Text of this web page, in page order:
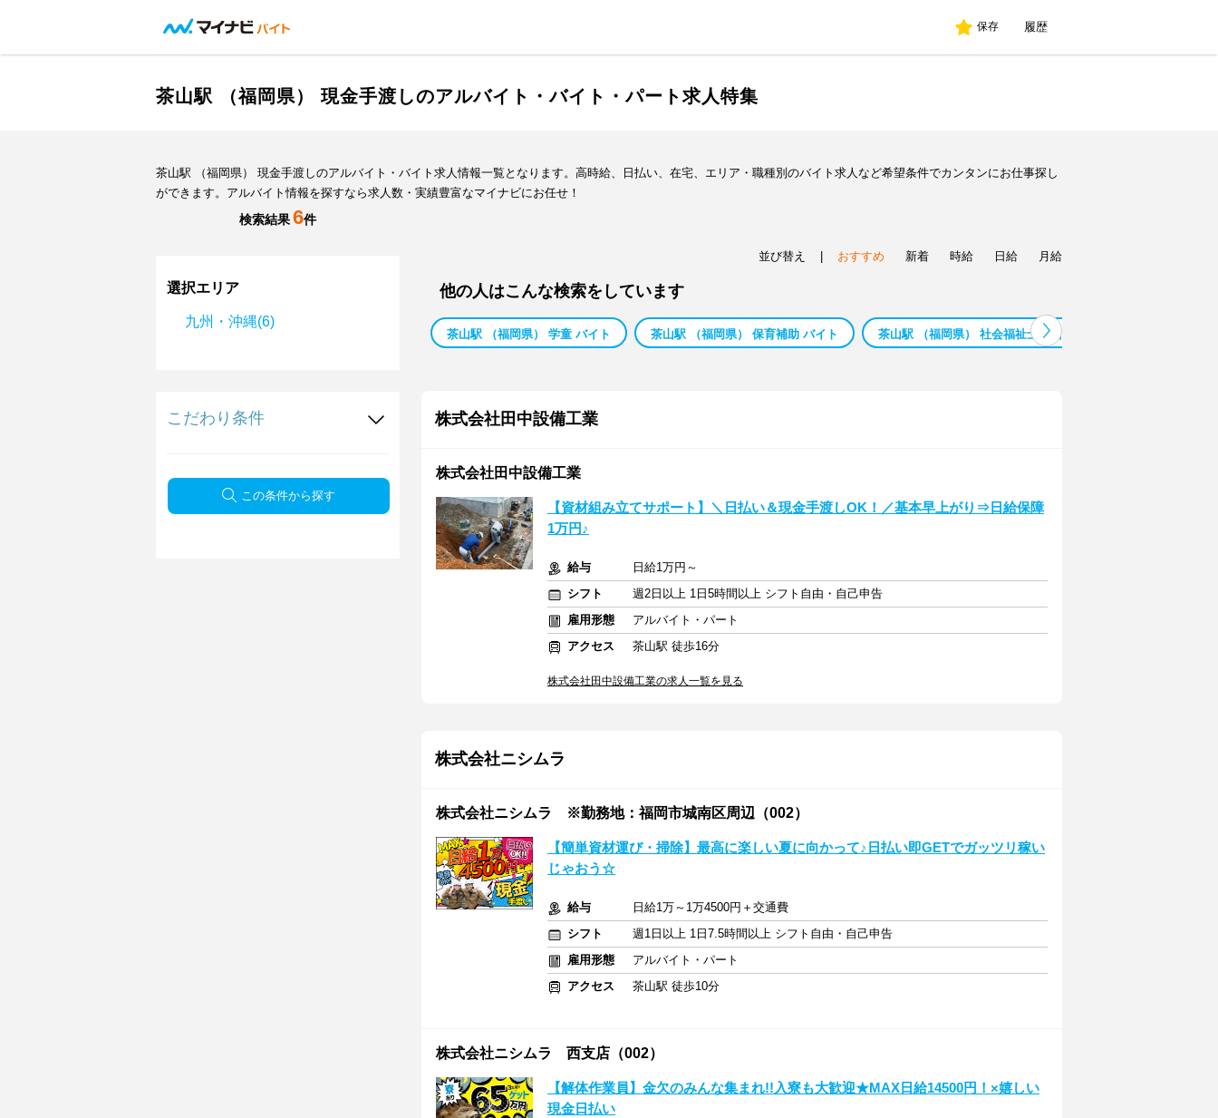
保存 履歴
茶山駅 （福岡県） 現金手渡しのアルバイト・バイト・パート求人特集
茶山駅 （福岡県） 現金手渡しのアルバイト・バイト求人情報一覧となります。高時給、日払い、在宅、エリア・職種別のバイト求人など希望条件でカンタンにお仕事探し
ができます。アルバイト情報を探すなら求人数・実績豊富なマイナビにお任せ！
検索結果6件
選択エリア
九州・沖縄(6)
こだわり条件
この条件から探す
並び替え おすすめ 新着 時給 日給 月給
他の人はこんな検索をしています
茶山駅 （福岡県） 学童 バイト 茶山駅 （福岡県） 保育補助 バイト 茶山駅 （福岡県） 社会福祉士 バイト
株式会社田中設備工業
株式会社田中設備工業
【資材組み立てサポート】＼日払い＆現金手渡しOK！／基本早上がり⇒日給保障
1万円♪
給与
日給1万円～
シフト
週2日以上 1日5時間以上 シフト自由・自己申告
雇用形態
アルバイト・パート
アクセス
茶山駅 徒歩16分
株式会社田中設備工業の求人一覧を見る
株式会社ニシムラ
株式会社ニシムラ ※勤務地：福岡市城南区周辺（002）
【簡単資材運び・掃除】最高に楽しい夏に向かって♪日払い即GETでガッツリ稼い
じゃおう☆
給与
日給1万～1万4500円＋交通費
シフト
週1日以上 1日7.5時間以上 シフト自由・自己申告
雇用形態
アルバイト・パート
アクセス
茶山駅 徒歩10分
株式会社ニシムラ 西支店（002）
【解体作業員】金欠のみんな集まれ!!入寮も大歓迎★MAX日給14500円！×嬉しい
現金日払い